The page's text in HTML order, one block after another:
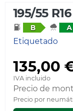
195/55
B A
Etiquetado
135,00
IVA incluido
Precio de
Precio por